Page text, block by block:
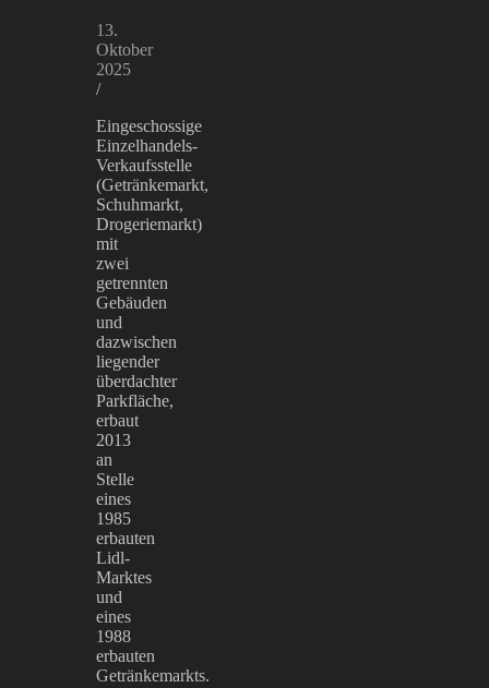
13.
Oktober
2025
/
Eingeschossige
Einzelhandels-
Verkaufsstelle
(Getränkemarkt,
Schuhmarkt,
Drogeriemarkt)
mit
zwei
getrennten
Gebäuden
und
dazwischen
liegender
überdachter
Parkfläche,
erbaut
2013
an
Stelle
eines
1985
erbauten
Lidl-
Marktes
und
eines
1988
erbauten
Getränkemarkts.